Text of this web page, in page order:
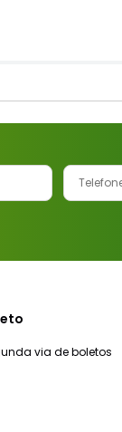
via de boletos